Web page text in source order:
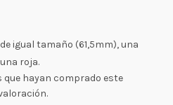
igual tamaño (61,5mm), una
roja.
hayan comprado este